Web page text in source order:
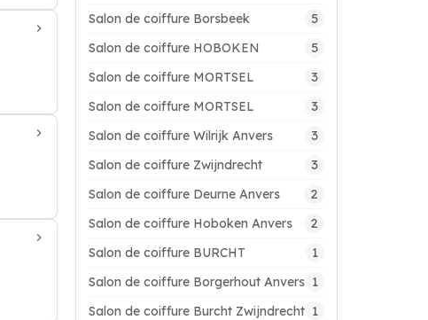
Salon de coiffure Borsbeek 5
Salon de coiffure HOBOKEN 5
Salon de coiffure MORTSEL 3
Salon de coiffure MORTSEL 3
Salon de coiffure Wilrijk Anvers 3
Salon de coiffure Zwijndrecht 3
Salon de coiffure Deurne Anvers 2
Salon de coiffure Hoboken Anvers 2
Salon de coiffure BURCHT 1
Salon de coiffure Borgerhout Anvers 1
Salon de coiffure Burcht Zwijndrecht 1